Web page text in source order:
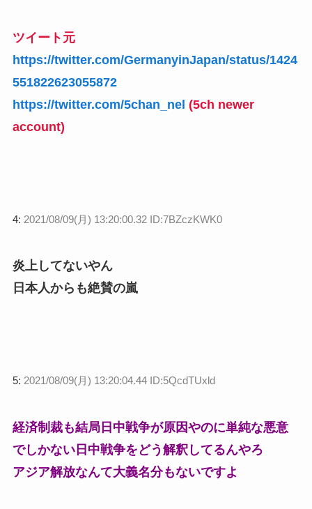
ツイート元
https://twitter.com/GermanyinJapan/status/1424
551822623055872
https://twitter.com/5chan_nel (5ch newer
account)
4: 2021/08/09(月) 13:20:00.32 ID:7BZczKWK0
炎上してないやん
日本人からも絶賛の嵐
5: 2021/08/09(月) 13:20:04.44 ID:5QcdTUxld
経済制裁も結局日中戦争が原因やのに単純な悪意
でしかない日中戦争をどう解釈してるんやろ
アジア解放なんて大義名分もないですよ